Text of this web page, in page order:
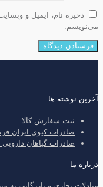
ذخیره نام، ایمیل و
می‌نویسم.
آخرین نوشته ها
ثبت سفارش کالا
صادرات کیوی ایران
صادرات گیاهان
درباره ما